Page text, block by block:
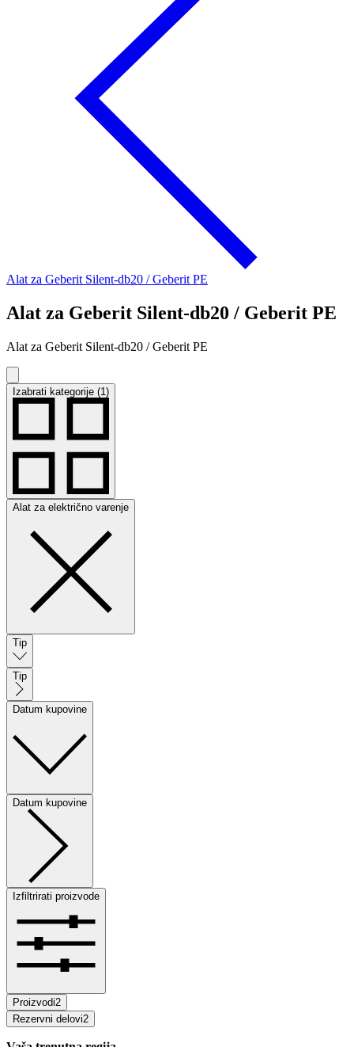
Alat za Geberit Silent-db20 / Geberit PE
Alat za Geberit Silent-db20 / Geberit PE
Alat za Geberit Silent-db20 / Geberit PE
Izabrati kategorije (1)
Alat za električno varenje
Tip
Tip
Datum kupovine
Datum kupovine
Izfiltrirati proizvode
Proizvodi2
Rezervni delovi2